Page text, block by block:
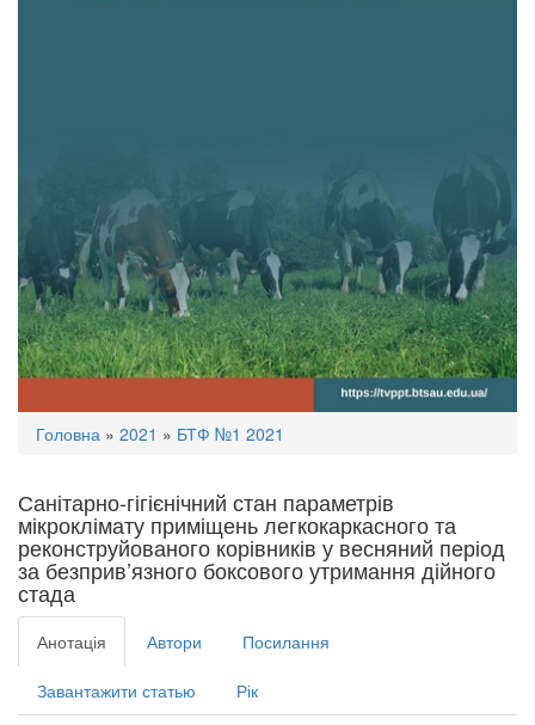
Ви
тут
Головна » 2021 » БТФ №1 2021
Санітарно-гігієнічний стан параметрів
мікроклімату приміщень легкокаркасного та
реконструйованого корівників у весняний період
за безприв’язного боксового утримання дійного
стада
Анотація Автори Посилання
Завантажити статью Рік